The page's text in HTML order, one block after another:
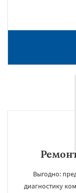
Выгодно:
диагностику